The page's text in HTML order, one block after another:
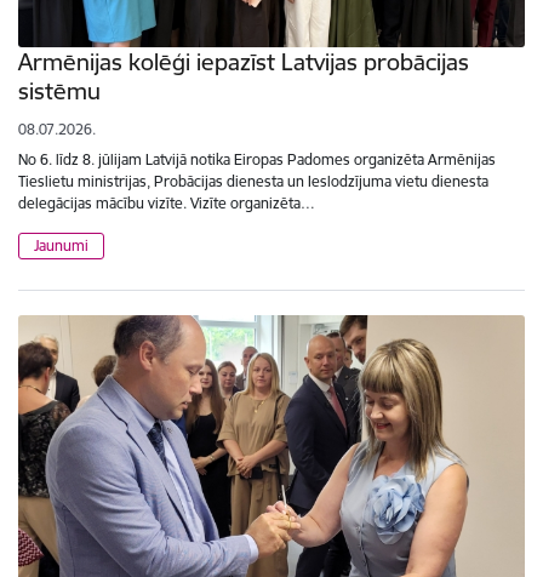
Armēnijas kolēģi iepazīst Latvijas probācijas
sistēmu
08.07.2026.
No 6. līdz 8. jūlijam Latvijā notika Eiropas Padomes organizēta Armēnijas
Tieslietu ministrijas, Probācijas dienesta un Ieslodzījuma vietu dienesta
delegācijas mācību vizīte. Vizīte organizēta…
Jaunumi